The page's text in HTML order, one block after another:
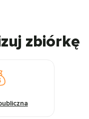
zbiórkę